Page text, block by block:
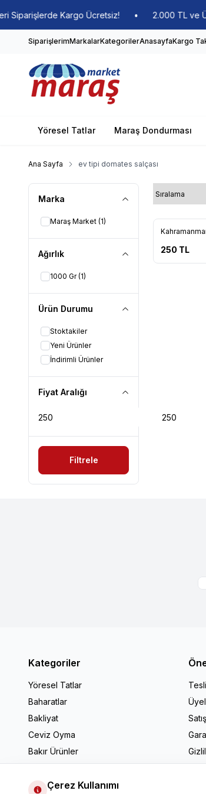
Kargo Ücretsiz! 2.000 TL ve
SiparişlerimMarkalarKategorilerAnasayfaKargo
Yöresel Tatlar Maraş Dondurması
Ana Sayfa ev tipi domates salçası
Marka
Maraş Market (1)
Ağırlık
1000 Gr(1)
Ürün Durumu
Stoktakiler
Yeni Ürünler
İndirimli Ürünler
Fiyat Aralığı
Filtrele
Yeni
250 TL
Kategoriler
Yöresel Tatlar
Baharatlar
Bakliyat
Ceviz Oyma
Bakır Ürünler
Hediyelik Ürünler
Çerez Kullanımı